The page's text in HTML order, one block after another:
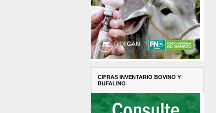
CIFRAS INVENTARIO BOVINO Y
BUFALINO